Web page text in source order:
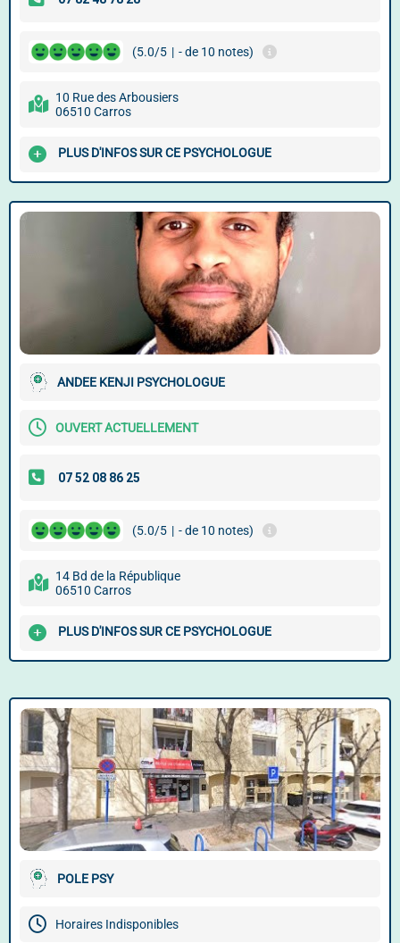
(5.0/5 | - de 10 notes)
10 Rue des Arbousiers
06510 Carros
PLUS D'INFOS SUR CE PSYCHOLOGUE
ANDEE KENJI PSYCHOLOGUE
OUVERT ACTUELLEMENT
(5.0/5 | - de 10 notes)
14 Bd de la République
06510 Carros
PLUS D'INFOS SUR CE PSYCHOLOGUE
POLE PSY
Horaires Indisponibles